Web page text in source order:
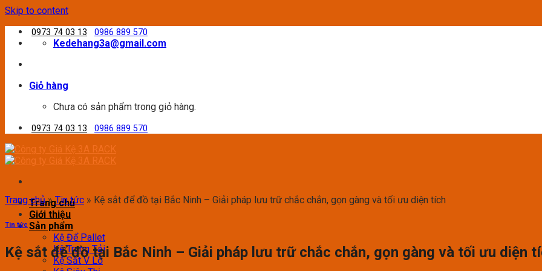
Skip to content
0973 74 03 13 0986 889 570
Kedehang3a@gmail.com
Giỏ hàng
Chưa có sản phẩm trong giỏ hàng.
0973 74 03 13 0986 889 570
Trang chủ
Giới thiệu
Sản phẩm
Kệ Để Pallet
Kệ Trung Tải
Kệ Sắt V Lỗ
Trang chủ»Tin tức » Kệ sắt để đồ tại Bắc Ninh – Giải pháp lưu trữ chắc chắn, gọn gàng và tối ưu diện tích
Tin tức
Kệ sắt để đồ tại Bắc Ninh – Giải pháp lưu trữ chắc chắn, gọn gàng và tối ưu diện